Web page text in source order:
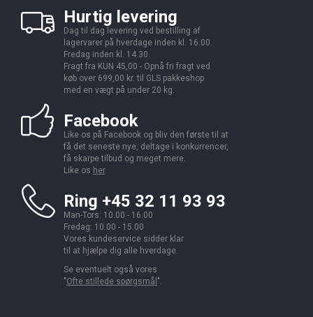
Hurtig levering
Dag til dag levering ved bestilling af
lagervarer på hverdage inden kl. 16.00.
Fredag inden kl. 14.30.
Fragt fra KUN 45,00 - Opnå fri fragt ved
køb over 699,00 kr. til GLS pakkeshop
med en vægt på under 20 kg.
Facebook
Like os på Facebook og bliv den første til at
få det seneste nye, deltage i konkurrencer,
få skarpe tilbud og meget mere.
Like os her.
Ring +45 32 11 93 93
Man-Tors: 10.00 - 16.00
Fredag: 10.00 - 15.00
Vores kundeservice sidder klar
til at hjælpe dig alle hverdage.
Se eventuelt også vores
"Ofte stillede spørgsmål ".